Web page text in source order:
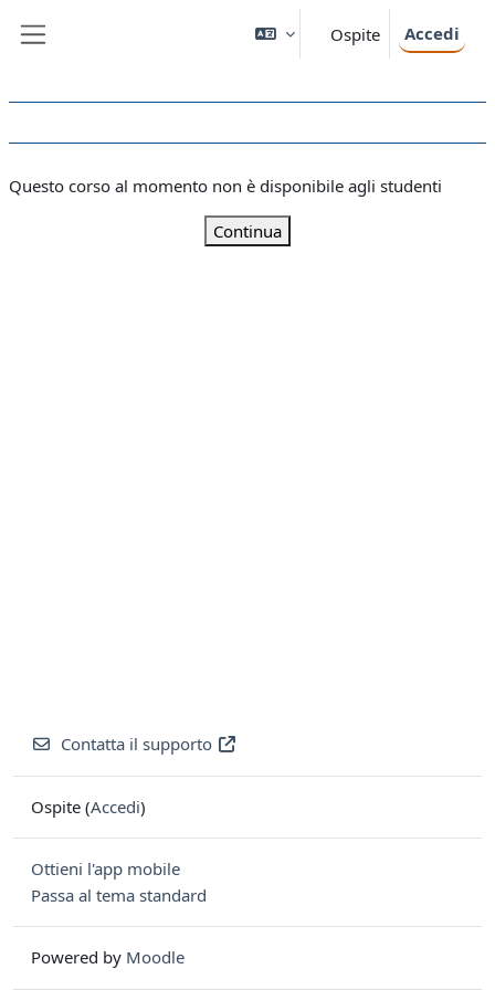
Ospite Accedi
Questo corso al momento non è disponibile agli studenti
Continua
Contatta il supporto
Ospite (Accedi)
Ottieni l'app mobile
Passa al tema standard
Powered by Moodle